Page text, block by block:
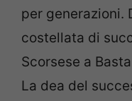
per generazioni.
costellata di
Scorsese a
La dea del